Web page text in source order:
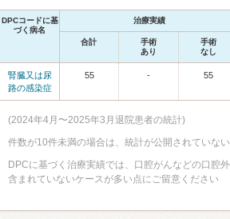
DPCコードに基
づく病名
治療実績
合計
手術
あり
手術
なし
腎臓又は尿
路の感染症
55 - 55
(2024年4月〜2025年3月退院患者の統計)
件数が10件未満の場合は、統計が公開されていな
DPCに基づく治療実績では、口腔がんなどの口腔
含まれていないケースが多い点にご留意ください